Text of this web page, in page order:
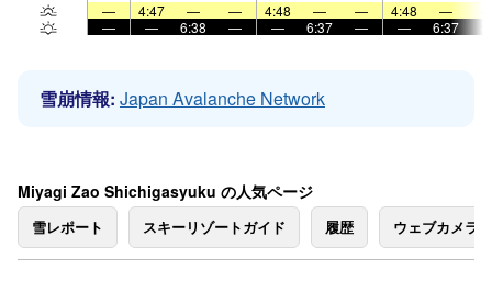
—
4:47 — — 4:48 — — 4:48 —
—
— 6:38 — — 6:37 — — 6:37
雪崩情報: Japan Avalanche Network
Miyagi Zao Shichigasyuku の人気ページ
雪レポート スキーリゾートガイド 履歴 ウェブカメラ